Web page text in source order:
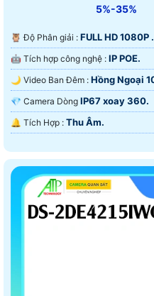
5%-35%
🦉 Độ Phân giải : FULL HD 1080P .
🤖️ Tích hợp công nghệ : IP POE.
🌙 Video Ban Đêm : Hồng Ngoại
💎 Camera Dòng IP67 xoay 360.
️🔔 Tích Hợp : Thu Âm.